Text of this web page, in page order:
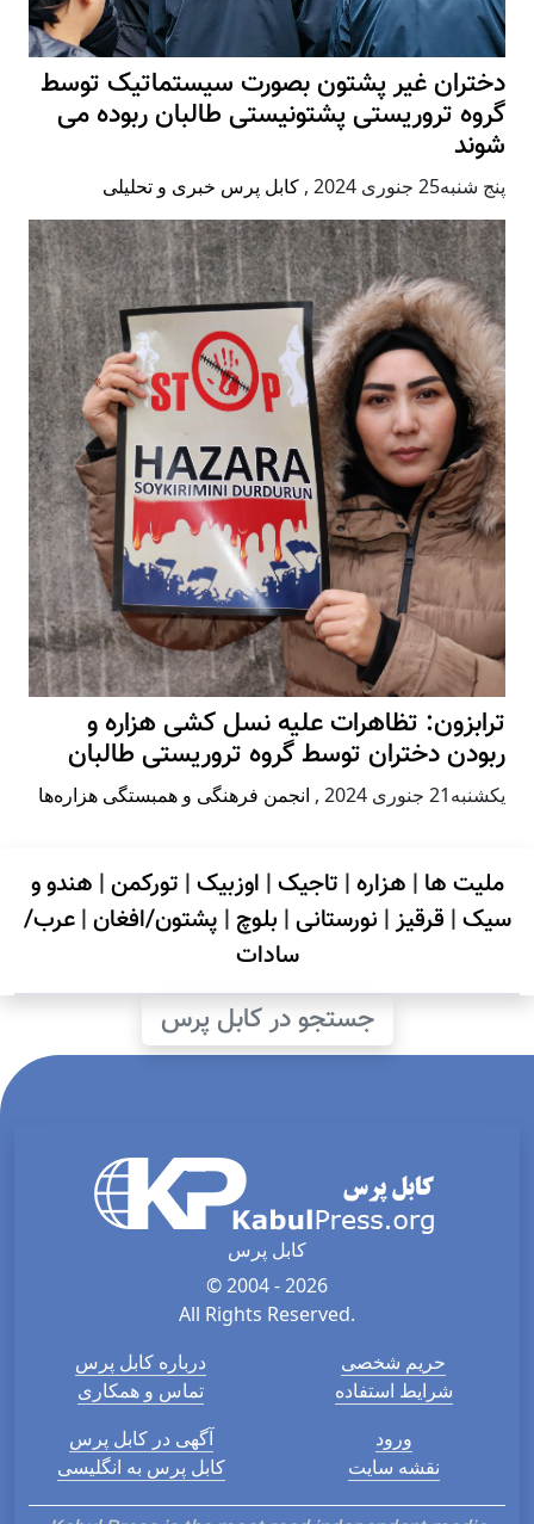
دختران غیر پشتون بصورت سیستماتیک توسط
گروه تروریستی پشتونیستی طالبان ربوده می
شوند
پنج شنبه25 جنوری 2024 , کابل پرس خبری و تحلیلی
ترابزون: تظاهرات علیه نسل کشی هزاره و
ربودن دختران توسط گروه تروریستی طالبان
يكشنبه21 جنوری 2024 , انجمن فرهنگی و همبستگی هزاره‌ها
ملیت ها | هزاره| تاجیک| اوزبیک| تورکمن| هندو و
سیک| قرقیز| نورستانی| بلوچ | پشتون/افغان|عرب/
سادات
جستجو در کابل پرس
کابل پرس
© 2004 - 2026
All Rights Reserved.
درباره کابل پرس
تماس و همکاری
حریم شخصی
شرایط استفاده
آگهی در کابل پرس
کابل پرس به انگلیسی
ورود
نقشه سایت